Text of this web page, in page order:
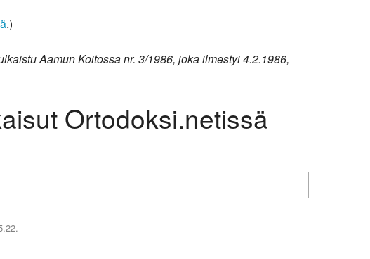
.)
Aamun Koitossa nr. 3/1986, joka ilmestyi 4.2.1986,
Ortodoksi.netissä